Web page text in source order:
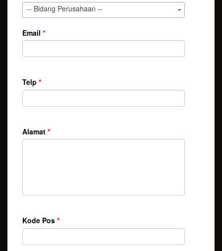
-- Bidang Perusahaan --
Email *
Telp *
Alamat *
Kode Pos *